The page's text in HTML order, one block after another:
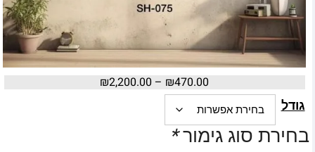
₪470.00
–
₪2,200.00
גודל
בחירת סוג גימור*